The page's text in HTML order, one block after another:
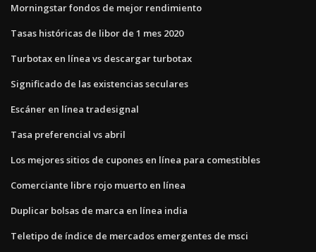
Morningstar fondos de mejor rendimiento
Tasas históricas de libor de 1 mes 2020
Turbotax en línea vs descargar turbotax
Significado de las existencias seculares
Escáner en línea tradesignal
Tasa preferencial vs abril
Los mejores sitios de cupones en línea para comestibles
Comerciante libre rojo muerto en línea
Duplicar bolsas de marca en línea india
Teletipo de índice de mercados emergentes de msci